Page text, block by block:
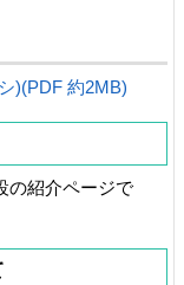
)(PDF 約2MB)
の紹介ページで